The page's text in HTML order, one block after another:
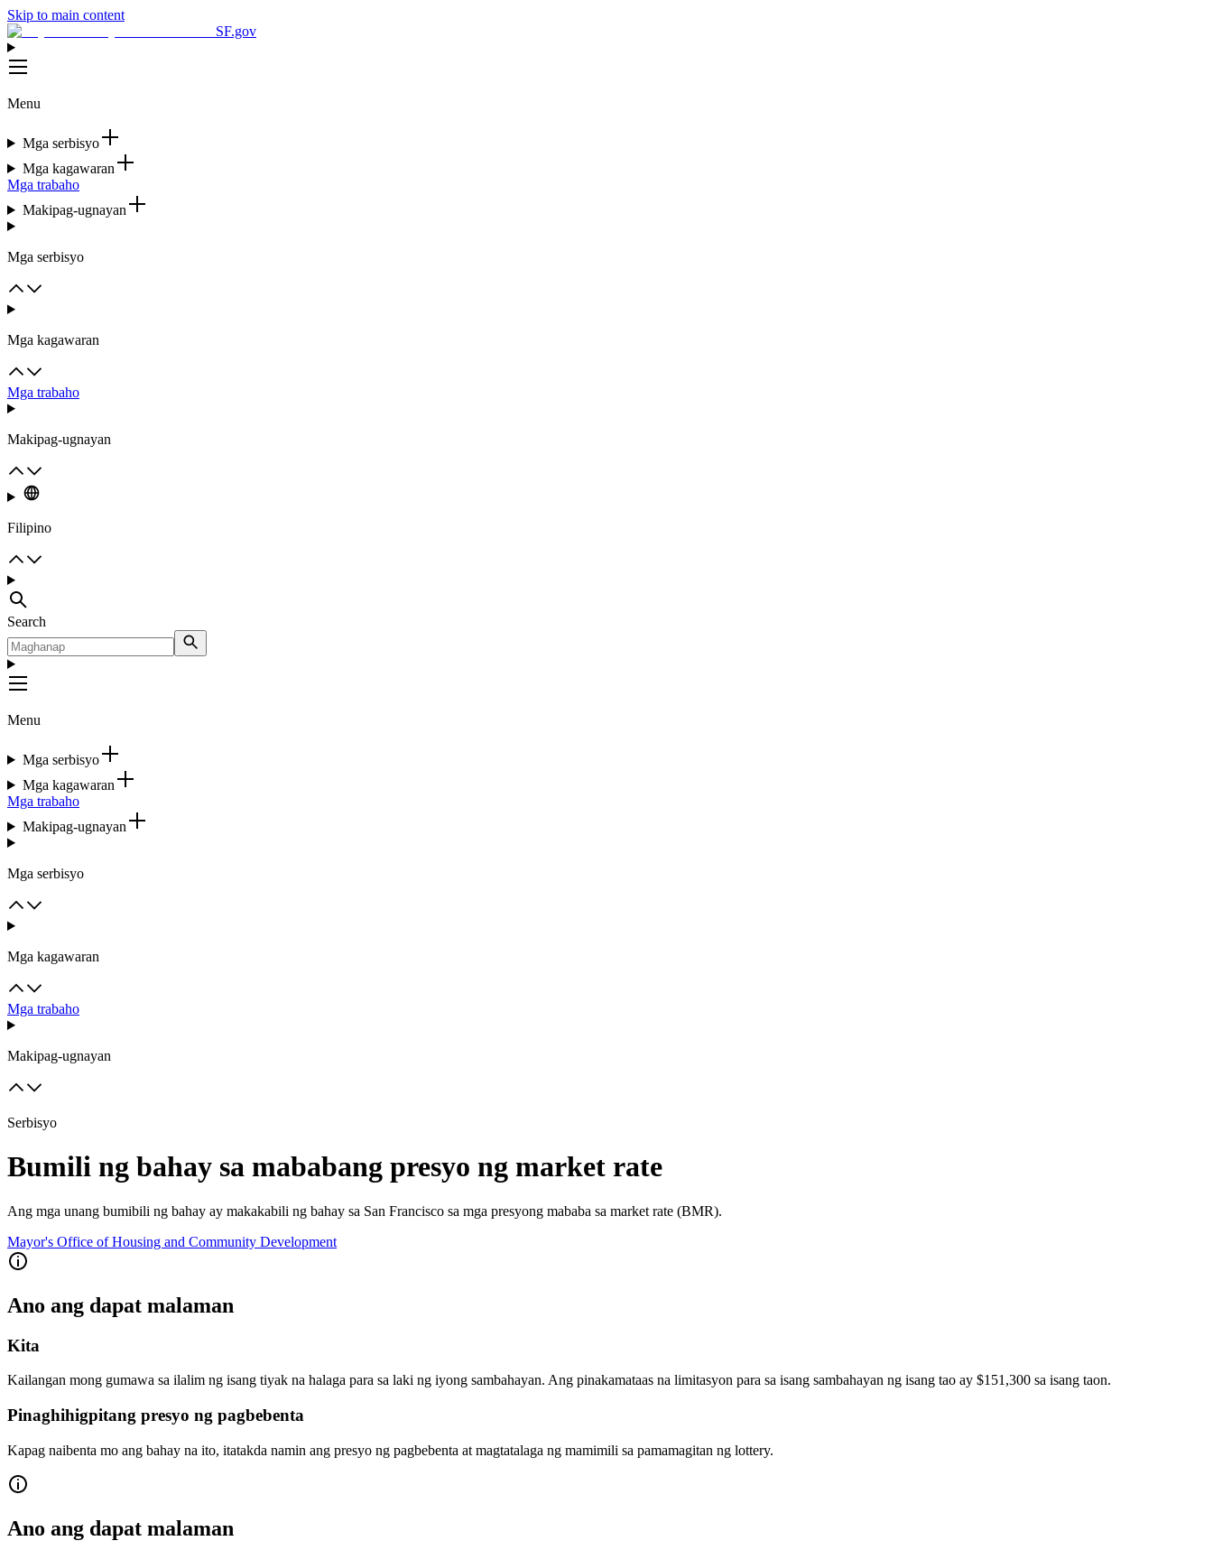
Skip to main content
SF.gov
Menu
Mga serbisyo
Mga kagawaran
Mga trabaho
Makipag-ugnayan
Mga serbisyo
Mga kagawaran
Mga trabaho
Makipag-ugnayan
Filipino
Search
Menu
Mga serbisyo
Mga kagawaran
Mga trabaho
Makipag-ugnayan
Mga serbisyo
Mga kagawaran
Mga trabaho
Makipag-ugnayan
Serbisyo
Bumili ng bahay sa mababang presyo ng market rate
Ang mga unang bumibili ng bahay ay makakabili ng bahay sa San Francisco sa mga presyong mababa sa market rate (BMR).
Mayor's Office of Housing and Community Development
Ano ang dapat malaman
Kita
Kailangan mong gumawa sa ilalim ng isang tiyak na halaga para sa laki ng iyong sambahayan. Ang pinakamataas na limitasyon para sa isang sambahayan ng isang tao ay $151,300 sa isang taon.
Pinaghihigpitang presyo ng pagbebenta
Kapag naibenta mo ang bahay na ito, itatakda namin ang presyo ng pagbebenta at magtatalaga ng mamimili sa pamamagitan ng lottery.
Ano ang dapat malaman